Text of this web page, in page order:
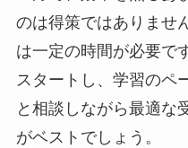
のは得策ではありませ
は一定の時間が必要で
スタートし、学習のペ
と相談しながら最適な
がベストでしょう。